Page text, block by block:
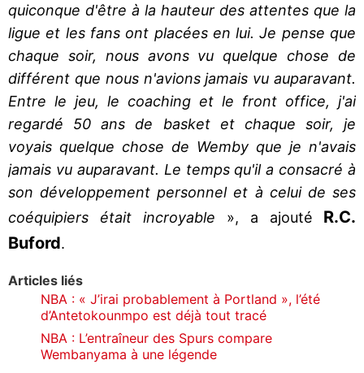
quiconque d'être à la hauteur des attentes que la
ligue et les fans ont placées en lui. Je pense que
chaque soir, nous avons vu quelque chose de
différent que nous n'avions jamais vu auparavant.
Entre le jeu, le coaching et le front office, j'ai
regardé 50 ans de basket et chaque soir, je
voyais quelque chose de Wemby que je n'avais
jamais vu auparavant. Le temps qu'il a consacré à
son développement personnel et à celui de ses
coéquipiers était incroyable », a ajouté R.C.
Buford.
Articles liés
NBA : « J’irai probablement à Portland », l’été
d’Antetokounmpo est déjà tout tracé
NBA : L’entraîneur des Spurs compare
Wembanyama à une légende